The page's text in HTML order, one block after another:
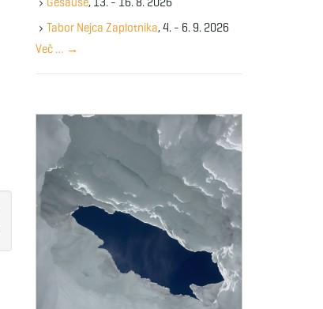
e
y
w
r
Tabor Nejca Zaplotnika, 4. - 6. 9. 2026
Več … →